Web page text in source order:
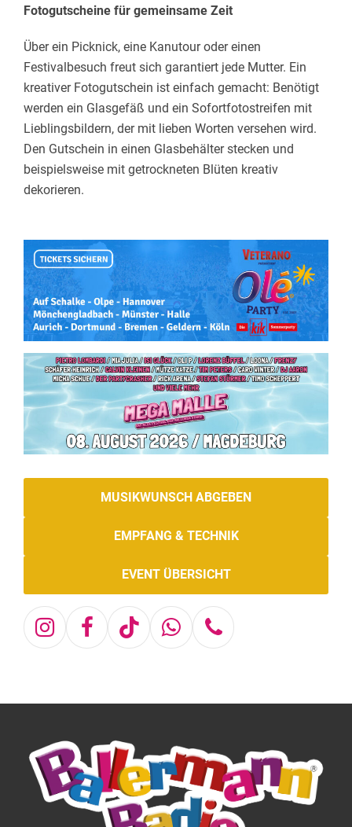
Fotogutscheine für gemeinsame Zeit
Über ein Picknick, eine Kanutour oder einen
Festivalbesuch freut sich garantiert jede Mutter. Ein
kreativer Fotogutschein ist einfach gemacht: Benötigt
werden ein Glasgefäß und ein Sofortfotostreifen mit
Lieblingsbildern, der mit lieben Worten versehen wird.
Den Gutschein in einen Glasbehälter stecken und
beispielsweise mit getrockneten Blüten kreativ
dekorieren.
MUSIKWUNSCH ABGEBEN
EMPFANG & TECHNIK
EVENT ÜBERSICHT
Instagram
Facebook
TiktokWhatsapp
Telefon